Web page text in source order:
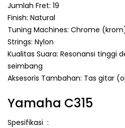
Jumlah Fret: 19
Finish: Natural
Tuning Machines: Chrome
Strings: Nylon
Kualitas Suara: Resonansi tinggi
seimbang
Aksesoris Tambahan: Tas gitar
Yamaha C315
Spesifikasi :